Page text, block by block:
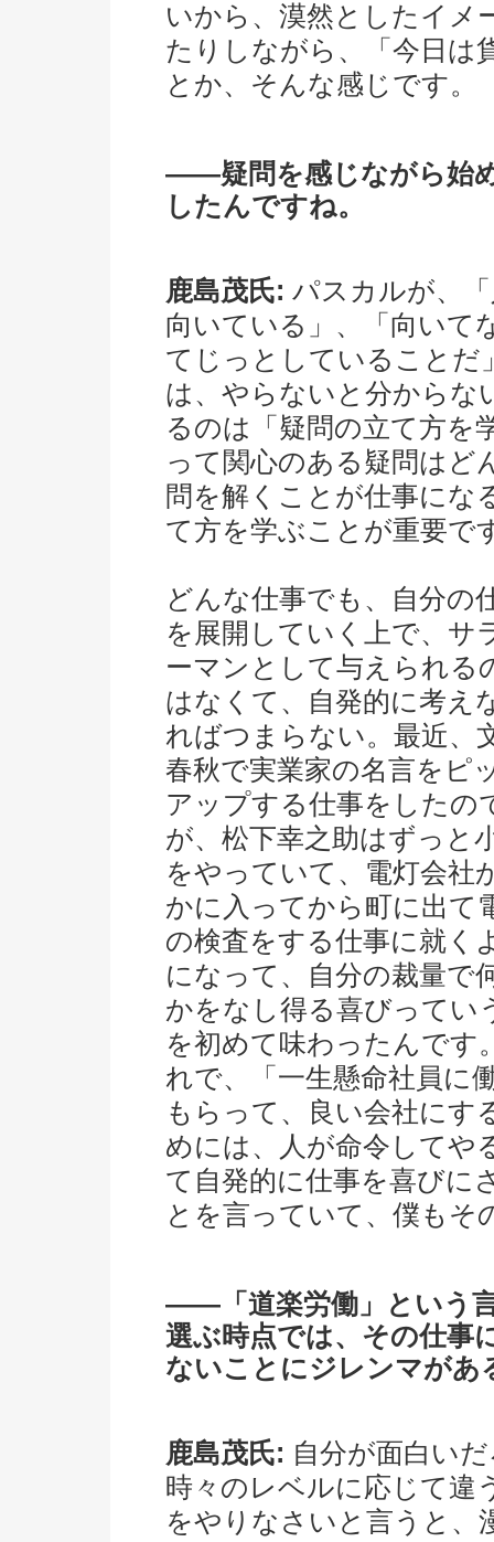
いから、漠然としたイメ
たりしながら、「今日は
とか、そんな感じです。
――疑問を感じながら始
したんですね。
鹿島茂氏: パスカルが、
向いている」、「向いて
てじっとしていることだ
は、やらないと分からな
るのは「疑問の立て方を
って関心のある疑問はど
問を解くことが仕事にな
て方を学ぶことが重要で
どんな仕事でも、自分の
を展開していく上で、サ
ーマンとして与えられる
はなくて、自発的に考え
ればつまらない。最近、
春秋で実業家の名言をピ
アップする仕事をしたの
が、松下幸之助はずっと
をやっていて、電灯会社
かに入ってから町に出て
の検査をする仕事に就く
になって、自分の裁量で
かをなし得る喜びってい
を初めて味わったんです
れで、「一生懸命社員に
もらって、良い会社にす
めには、人が命令してや
て自発的に仕事を喜びに
とを言っていて、僕もそ
――「道楽労働」という
選ぶ時点では、その仕事
ないことにジレンマがあ
鹿島茂氏: 自分が面白い
時々のレベルに応じて違
をやりなさいと言うと、